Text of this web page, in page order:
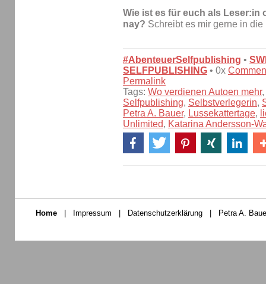
Wie ist es für euch als Leser:in
nay? Schreibt es mir gerne in die
#AbenteuerSelfpublishing •
SELFPUBLISHING • 0x
Permalink
Tags: Wo verdienen Autoen mehr,
Selfpublishing, Selbstverlegerin,
Petra A. Bauer, Lussekattertage,
Unlimited, Katarina Andersson-
Home Impressum Datenschutzerklärung Petra A.